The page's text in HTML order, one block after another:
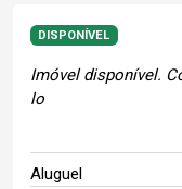
DISPONÍVEL
Imóvel disponível.
lo
Aluguel